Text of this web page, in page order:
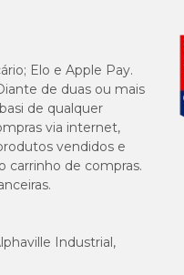
Elo e Apple Pay.
de duas ou mais
de qualquer
via internet,
vendidos e
carrinho de compras.
Industrial,